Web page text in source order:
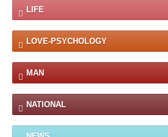
LIFE
LOVE-PSYCHOLOGY
MAN
NATIONAL